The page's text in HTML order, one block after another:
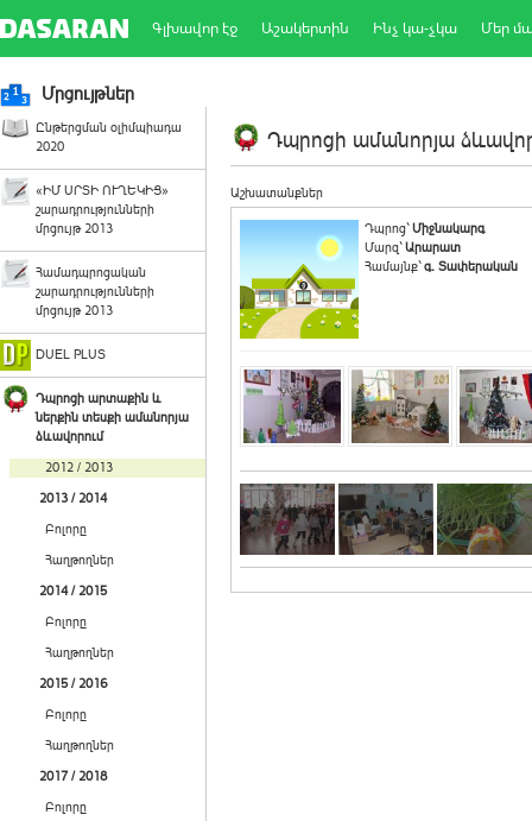
Գլխավոր էջ Աշակերտին Ինչ կա-չկա Մեր
Մրցույթներ
Ընթերցման օլիմպիադա
2020
«ԻՄ ՍՐՏԻ ՈՒՂԵԿԻՑ»
շարադրությունների
մրցույթ 2013
Համադպրոցական
շարադրությունների
մրցույթ 2013
DUEL PLUS
Դպրոցի արտաքին և
ներքին տեսքի ամանորյա
ձևավորում
2012 / 2013
2013 / 2014
Բոլորը
Հաղթողներ
2014 / 2015
Բոլորը
Հաղթողներ
2015 / 2016
Բոլորը
Հաղթողներ
2017 / 2018
Բոլորը
Դպրոցի ամանորյա
Աշխատանքներ
Դպրոց`Միջնակարգ
Մարզ`Արարատ
Համայնք`գ. Տափերական